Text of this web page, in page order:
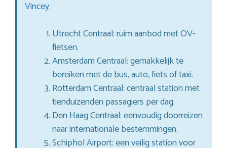
Vincey.
Utrecht Centraal: ruim aanbod met OV-
fietsen.
Amsterdam Centraal: gemakkelijk te
bereiken met de bus, auto, fiets of taxi.
Rotterdam Centraal: centraal station met
tienduizenden passagiers per dag.
Den Haag Centraal: eenvoudig doorreizen
naar internationale bestemmingen.
Schiphol Airport: een veilig station voor